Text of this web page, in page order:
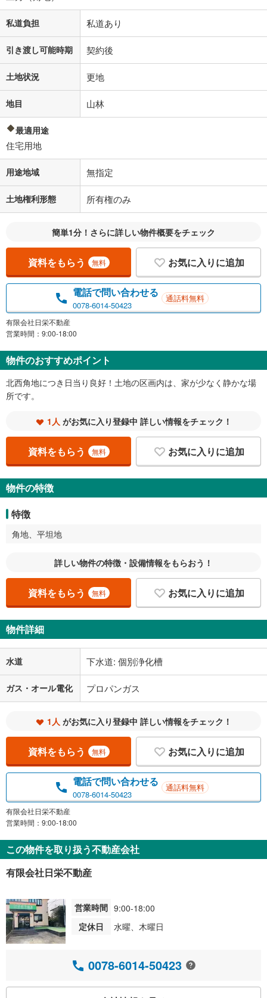
私道負担 私道あり
引き渡し可能時期 契約後
土地状況 更地
地目 山林
最適用途
住宅用地
用途地域 無指定
土地権利形態 所有権のみ
簡単1分！さらに詳しい物件概要をチェック
資料をもらう 無料 お気に入りに追加
電話で問い合わせる
0078-6014-50423
通話料無料
有限会社日栄不動産
営業時間：9:00-18:00
物件のおすすめポイント
北西角地につき日当り良好！土地の区画内は、家が少なく静かな場
所です。
1人 がお気に入り登録中 詳しい情報をチェック！
資料をもらう 無料 お気に入りに追加
物件の特徴
特徴
角地、平坦地
詳しい物件の特徴・設備情報をもらおう！
資料をもらう 無料 お気に入りに追加
物件詳細
水道 下水道: 個別浄化槽
ガス・オール電化 プロパンガス
1人 がお気に入り登録中 詳しい情報をチェック！
資料をもらう 無料 お気に入りに追加
電話で問い合わせる
0078-6014-50423
通話料無料
有限会社日栄不動産
営業時間：9:00-18:00
この物件を取り扱う不動産会社
有限会社日栄不動産
営業時間 9:00-18:00
定休日
水曜、木曜日
0078-6014-50423